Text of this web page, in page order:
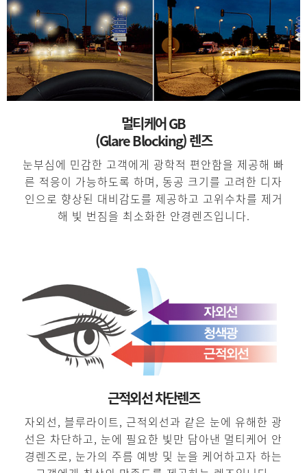
멀티케어 GB
(Glare Blocking) 렌즈
눈부심에 민감한 고객에게 광학적 편안함을 제공해 빠
른 적응이 가능하도록 하며, 동공 크기를 고려한 디자
인으로 향상된 대비감도를 제공하고 고위수차를 제거
해 빛 번짐을 최소화한 안경렌즈입니다.
근적외선 차단렌즈
자외선, 블루라이트, 근적외선과 같은 눈에 유해한 광
선은 차단하고, 눈에 필요한 빛만 담아낸 멀티케어 안
경렌즈로, 눈가의 주름 예방 및 눈을 케어하고자 하는